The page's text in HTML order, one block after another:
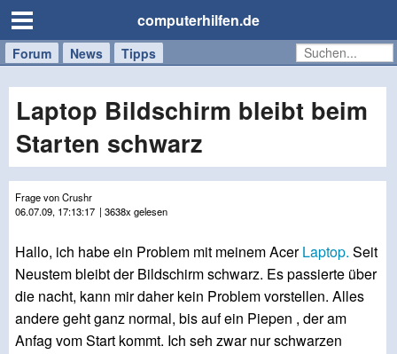
computerhilfen.de
Forum News Tipps
Handy
Tablet
Windows
Mac
Laptop Bildschirm bleibt beim
Starten schwarz
Frage von Crushr
06.07.09, 17:13:17 | 3638x gelesen
Hallo, ich habe ein Problem mit meinem AcerLaptop. Seit
Neustem bleibt der Bildschirm schwarz. Es passierte über
die nacht, kann mir daher kein Problem vorstellen. Alles
andere geht ganz normal, bis auf ein Piepen , der am
Anfag vom Start kommt. Ich seh zwar nur schwarzen